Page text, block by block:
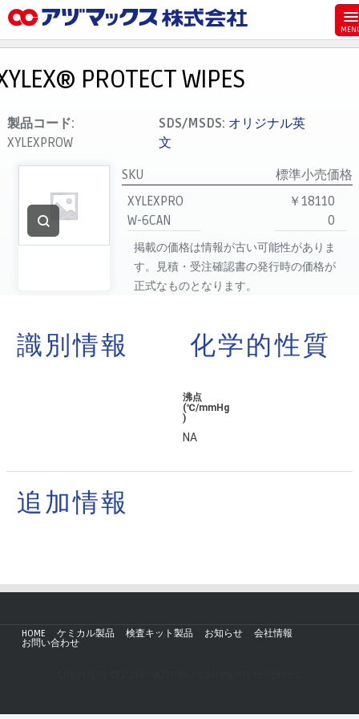
お気に入り
カート
マイアカウント
代理店一覧
支払い
PROTECT WIPES
製品コード:
XYLEXPROW
SDS/MSDS: オリジナル英
文
SKU
標準小売価格
XYLEXPRO
W-6CAN
￥18110
0
掲載の価格は情報が古い可能性がありま
す。見積・受注確認書の発行時の価格が
正式なものとなります。
識別情報 化学的性質
沸点
(℃/mmHg
)
NA
追加情報
HOME ケミカル製品 検査キット製品 お知らせ
会社情報
お問い合わせ